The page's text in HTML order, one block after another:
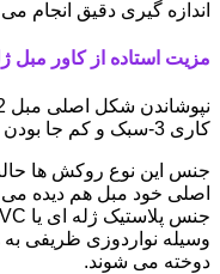
اندازه گیری دقیق انجام
مزیت استاده از کاور
کاری 3-سبک و کم جا بودن
جنس این نوع روکش ها
اصلی خود مبل هم دیده
وسیله نواردوزی ظریفی
دوخته می شوند.